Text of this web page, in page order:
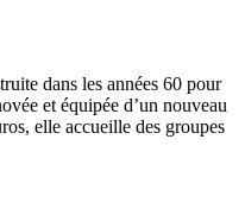
dans les années 60 pour
et équipée d’un nouveau
elle accueille des groupes